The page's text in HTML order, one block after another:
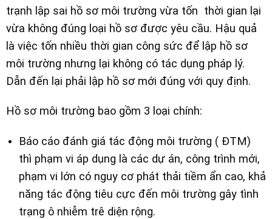
trạnh lập sai hồ sơ môi trường vừa tốn thời gian lại
vừa không đúng loại hồ sơ được yêu cầu. Hậu quả
là việc tốn nhiều thời gian công sức để lập hồ sơ
môi trường nhưng lại không có tác dụng pháp lý.
Dẫn đến lại phải lập hồ sơ mới đúng với quy định.
Hồ sơ môi trường bao gồm 3 loại chính:
Báo cáo đánh giá tác động môi trường ( ĐTM)
thì phạm vi áp dụng là các dự án, công trình mới,
phạm vi lớn có nguy cơ phát thải tiềm ẩn cao, khả
năng tác động tiêu cực đến môi trường gây tình
trạng ô nhiễm trê diện rộng.